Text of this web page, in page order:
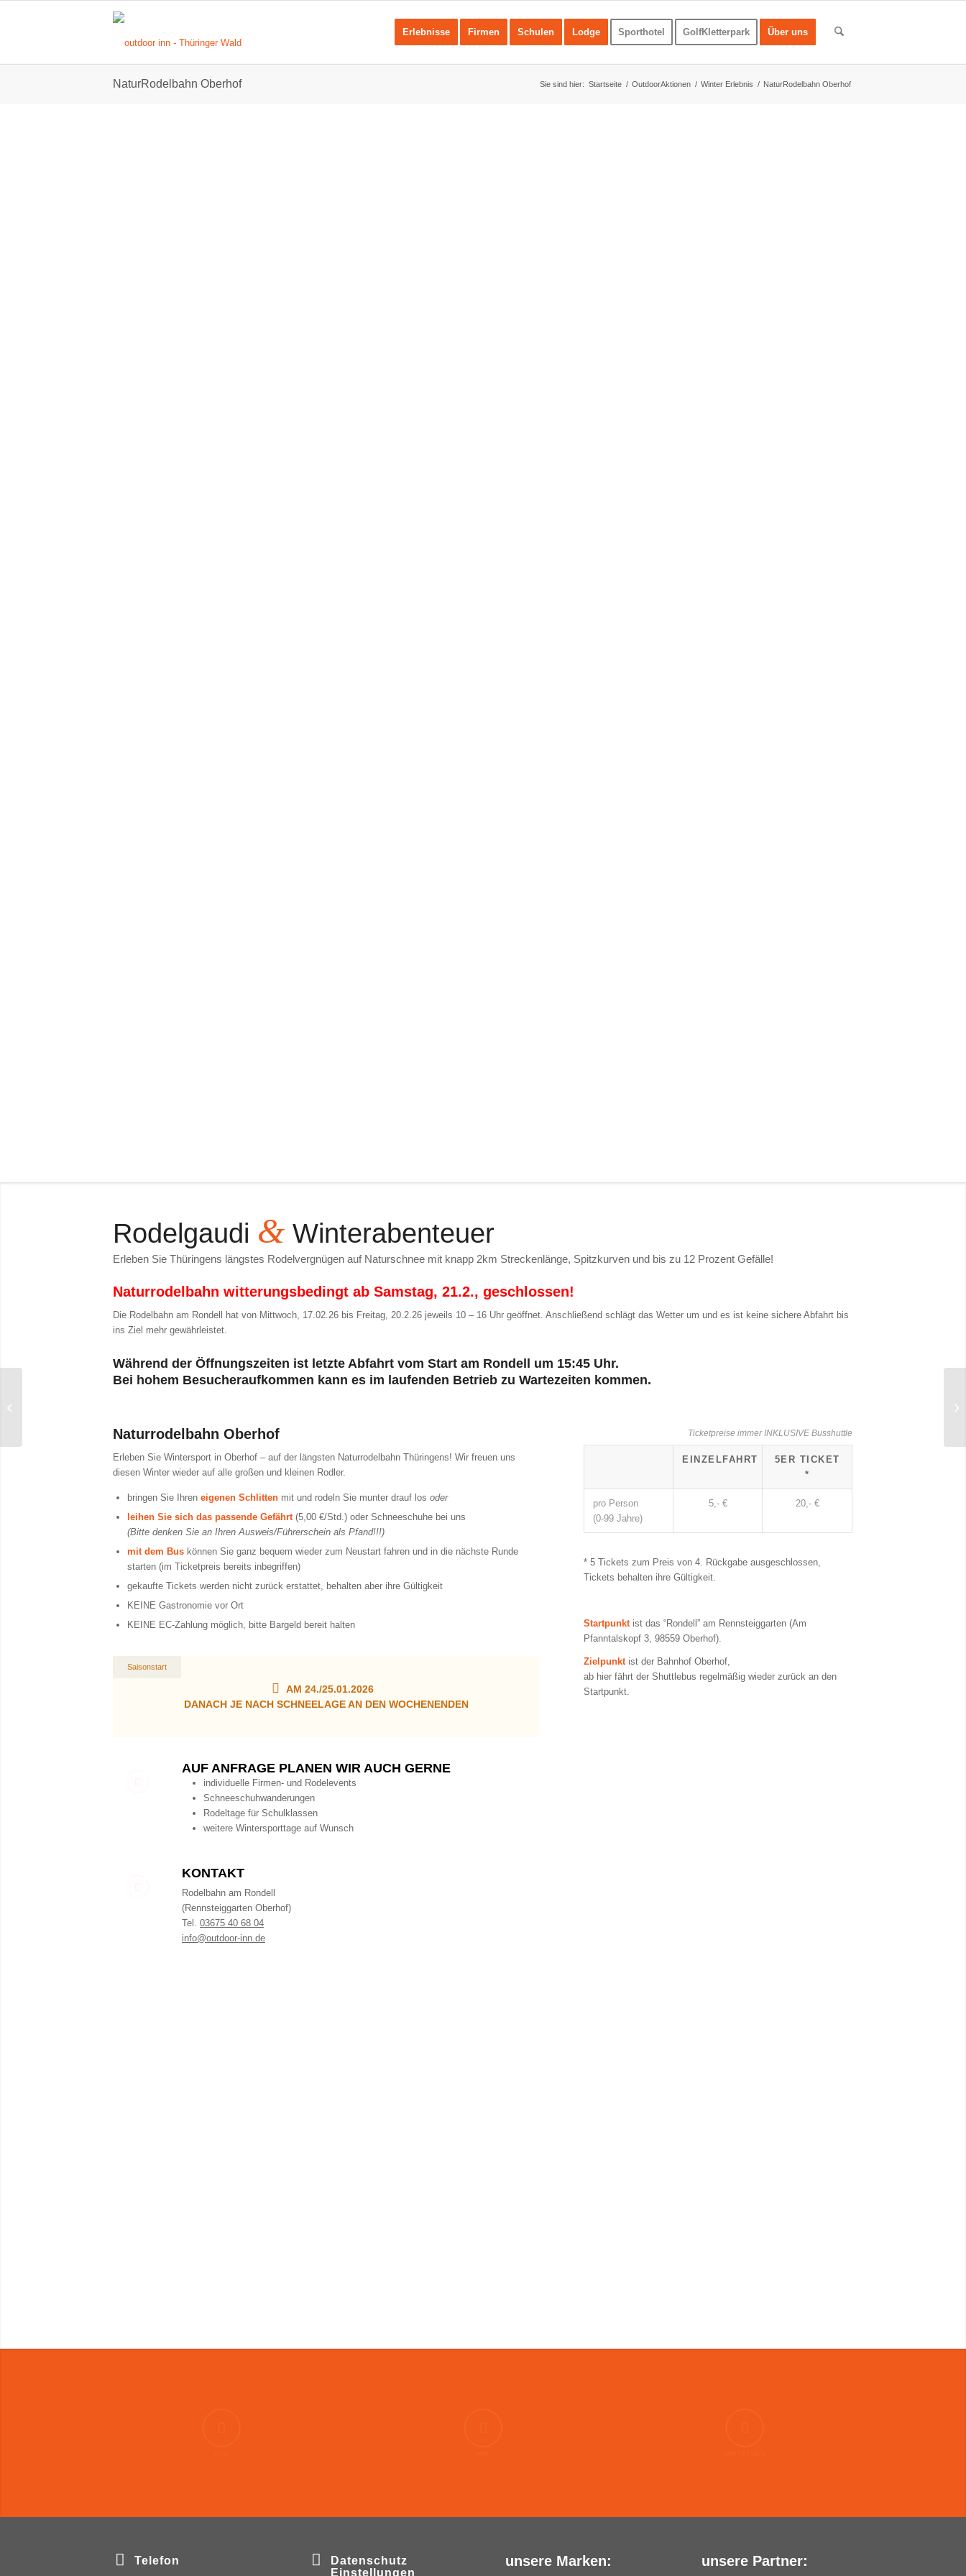
Erlebnisse Firmen Schulen Lodge Sporthotel GolfKletterpark Über uns
NaturRodelbahn Oberhof Sie sind hier: Startseite / OutdoorAktionen / Winter Erlebnis / NaturRodelbahn Oberhof
Rodelgaudi & Winterabenteuer
Erleben Sie Thüringens längstes Rodelvergnügen auf Naturschnee mit knapp 2km Streckenlänge, Spitzkurven und bis zu 12 Prozent Gefälle!
Naturrodelbahn witterungsbedingt ab Samstag, 21.2., geschlossen!
Die Rodelbahn am Rondell hat von Mittwoch, 17.02.26 bis Freitag, 20.2.26 jeweils 10 – 16 Uhr geöffnet. Anschließend schlägt das Wetter um und es ist keine sichere Abfahrt bis
ins Ziel mehr gewährleistet.
Während der Öffnungszeiten ist letzte Abfahrt vom Start am Rondell um 15:45 Uhr.
Bei hohem Besucheraufkommen kann es im laufenden Betrieb zu Wartezeiten kommen.
Naturrodelbahn Oberhof
Erleben Sie Wintersport in Oberhof – auf der längsten Naturrodelbahn Thüringens! Wir freuen uns
diesen Winter wieder auf alle großen und kleinen Rodler.
bringen Sie Ihren eigenen Schlitten mit und rodeln Sie munter drauf los oder
leihen Sie sich das passende Gefährt (5,00 €/Std.) oder Schneeschuhe bei uns
(Bitte denken Sie an Ihren Ausweis/Führerschein als Pfand!!!)
mit dem Bus können Sie ganz bequem wieder zum Neustart fahren und in die nächste Runde
starten (im Ticketpreis bereits inbegriffen)
gekaufte Tickets werden nicht zurück erstattet, behalten aber ihre Gültigkeit
KEINE Gastronomie vor Ort
KEINE EC-Zahlung möglich, bitte Bargeld bereit halten
Saisonstart
AM 24./25.01.2026
DANACH JE NACH SCHNEELAGE AN DEN WOCHENENDEN
AUF ANFRAGE PLANEN WIR AUCH GERNE
individuelle Firmen- und Rodelevents
Schneeschuhwanderungen
Rodeltage für Schulklassen
weitere Wintersporttage auf Wunsch
KONTAKT
Rodelbahn am Rondell
(Rennsteiggarten Oberhof)
Tel. 03675 40 68 04
info@outdoor-inn.de
Ticketpreise immer INKLUSIVE Busshuttle
EINZELFAHRT
5ER TICKET
*
pro Person
(0-99 Jahre)
5,- € 20,- €
* 5 Tickets zum Preis von 4. Rückgabe ausgeschlossen,
Tickets behalten ihre Gültigkeit.
Startpunkt ist das “Rondell” am Rennsteiggarten (Am
Pfanntalskopf 3, 98559 Oberhof).
Zielpunkt ist der Bahnhof Oberhof,
ab hier fährt der Shuttlebus regelmäßig wieder zurück an den
Startpunkt.
Telefon
Datenschutz
Einstellungen
unsere Marken: unsere Partner: